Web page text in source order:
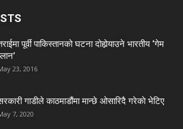
पूर्वी पाकिस्तानको घटना दोहोर्‍याउने भारतीय ‘गेम
23, 2016
गाडीले काठमाडौंमा मान्छे ओसारिदै गरेकाे भेटिए
7, 2020